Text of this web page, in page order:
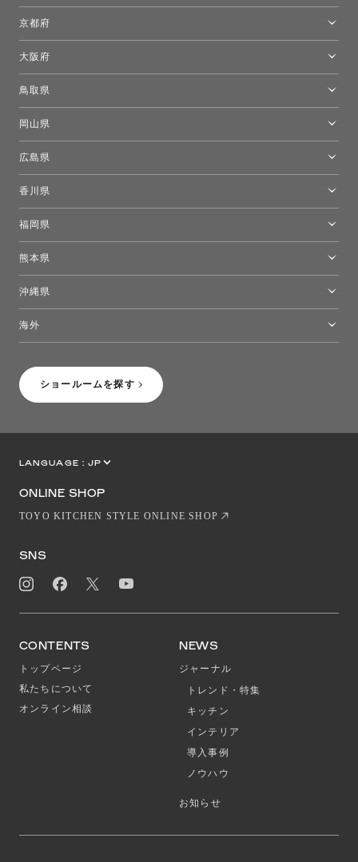
ショールームを探す
京都府
大阪府
鳥取県
岡山県
広島県
香川県
福岡県
熊本県
沖縄県
海外
LANGUAGE : JP
ONLINE SHOP
TOYO KITCHEN STYLE ONLINE SHOP
SNS
CONTENTS
トップページ
私たちについて
オンライン相談
NEWS
ジャーナル
トレンド・特集
キッチン
インテリア
導入事例
ノウハウ
お知らせ